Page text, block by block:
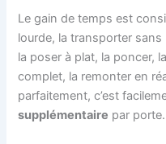
Le gain de temps est
lourde, la transporter
la poser à plat, la poncer,
complet, la remonter en
parfaitement, c’est
supplémentaire par porte.